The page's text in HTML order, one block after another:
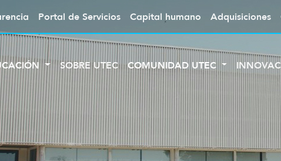
Portal de Servicios Capital humano Adquisiciones
SOBRE UTEC COMUNIDAD UTEC